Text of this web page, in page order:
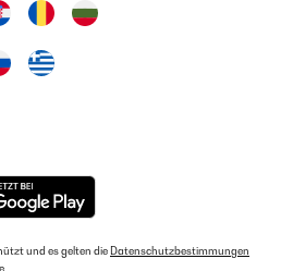
und es gelten die Datenschutzbestimmungen